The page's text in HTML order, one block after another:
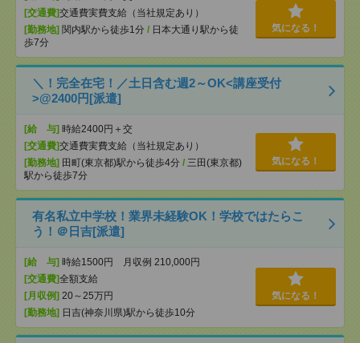
[交通費]交通費実費支給（当社規定あり）
[勤務地] 関内駅から徒歩1分 / 日本大通り駅から徒
歩7分
気になる！
＼！完全在宅！／土日含む週2～OK<講座受付
>@2400円[派遣]
[給 与] 時給2400円＋交
[交通費]交通費実費支給（当社規定あり）
[勤務地] 田町(東京都)駅から徒歩4分 / 三田(東京都)
駅から徒歩7分
気になる！
有名私立中学校！業界未経験OK！学校ではたらこ
う！＠日吉[派遣]
[給 与] 時給1500円 月収例 210,000円
[交通費]全額支給
[月収例] 20～25万円
[勤務地] 日吉(神奈川県)駅から徒歩10分
気になる！